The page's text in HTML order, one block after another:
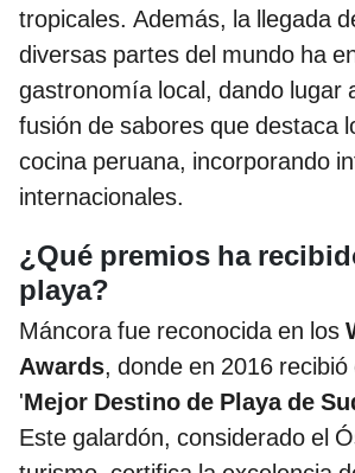
tropicales. Además, la llegada
diversas partes del mundo ha
gastronomía local, dando lugar
fusión de sabores que destaca
cocina peruana, incorporando
internacionales.
¿Qué premios ha
playa?
Máncora fue reconocida en los
Awards, donde en 2016
'Mejor Destino de Playa de
Este galardón, considerado el